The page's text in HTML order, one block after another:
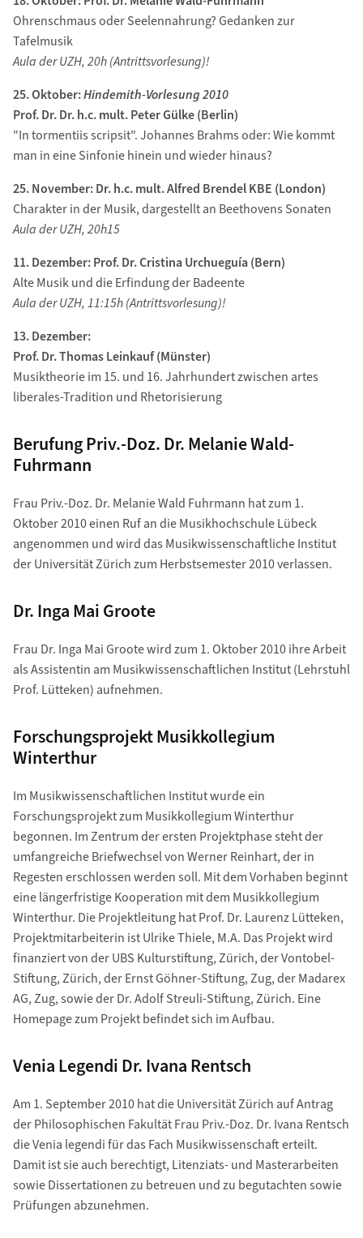
Ohrenschmaus oder Seelennahrung? Gedanken zur
Tafelmusik
Aula der UZH, 20h (Antrittsvorlesung)!
25. Oktober:Hindemith-Vorlesung 2010
Prof. Dr. Dr. h.c. mult. Peter Gülke (Berlin)
"In tormentiis scripsit". Johannes Brahms oder: Wie kommt
man in eine Sinfonie hinein und wieder hinaus?
25. November: Dr. h.c. mult. Alfred Brendel KBE (London)
Charakter in der Musik, dargestellt an Beethovens Sonaten
Aula der UZH, 20h15
11. Dezember: Prof. Dr. Cristina Urchueguía (Bern)
Alte Musik und die Erfindung der Badeente
Aula der UZH, 11:15h (Antrittsvorlesung)!
13. Dezember:
Prof. Dr. Thomas Leinkauf (Münster)
Musiktheorie im 15. und 16. Jahrhundert zwischen artes
liberales-Tradition und Rhetorisierung
Berufung Priv.-Doz. Dr. Melanie Wald-
Fuhrmann
Frau Priv.-Doz. Dr. Melanie Wald Fuhrmann hat zum 1.
Oktober 2010 einen Ruf an die Musikhochschule Lübeck
angenommen und wird das Musikwissenschaftliche Institut
der Universität Zürich zum Herbstsemester 2010 verlassen.
Dr. Inga Mai Groote
Frau Dr. Inga Mai Groote wird zum 1. Oktober 2010 ihre Arbeit
als Assistentin am Musikwissenschaftlichen Institut (Lehrstuhl
Prof. Lütteken) aufnehmen.
Forschungsprojekt Musikkollegium
Winterthur
Im Musikwissenschaftlichen Institut wurde ein
Forschungsprojekt zum Musikkollegium Winterthur
begonnen. Im Zentrum der ersten Projektphase steht der
umfangreiche Briefwechsel von Werner Reinhart, der in
Regesten erschlossen werden soll. Mit dem Vorhaben beginnt
eine längerfristige Kooperation mit dem Musikkollegium
Winterthur. Die Projektleitung hat Prof. Dr. Laurenz Lütteken,
Projektmitarbeiterin ist Ulrike Thiele, M.A. Das Projekt wird
finanziert von der UBS Kulturstiftung, Zürich, der Vontobel-
Stiftung, Zürich, der Ernst Göhner-Stiftung, Zug, der Madarex
AG, Zug, sowie der Dr. Adolf Streuli-Stiftung, Zürich. Eine
Homepage zum Projekt befindet sich im Aufbau.
Venia Legendi Dr. Ivana Rentsch
Am 1. September 2010 hat die Universität Zürich auf Antrag
der Philosophischen Fakultät Frau Priv.-Doz. Dr. Ivana Rentsch
die Venia legendi für das Fach Musikwissenschaft erteilt.
Damit ist sie auch berechtigt, Litenziats- und Masterarbeiten
sowie Dissertationen zu betreuen und zu begutachten sowie
Prüfungen abzunehmen.